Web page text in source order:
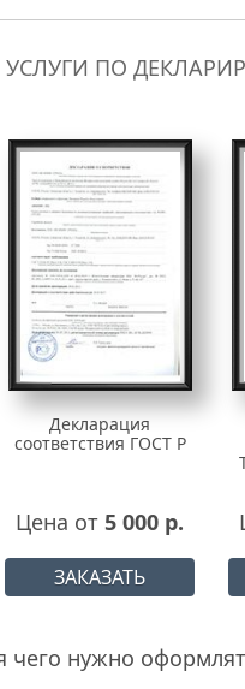
УСЛУГИ ПО
Декларация
соответствия ГОСТ Р
Цена от 5 000 р.
ЗАКАЗАТЬ
чего нужно